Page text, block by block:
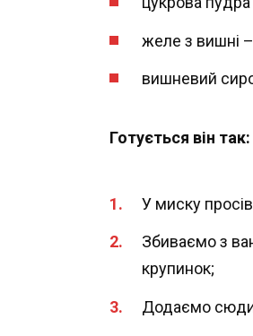
желе з вишні
вишневий
Готується він так:
У миску
Збиваємо з
крупинок;
Додаємо